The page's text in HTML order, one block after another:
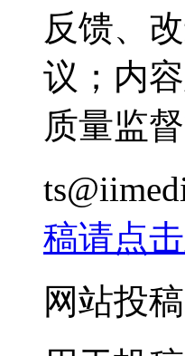
反馈、
议；内
质量监督
稿请点
网站投稿